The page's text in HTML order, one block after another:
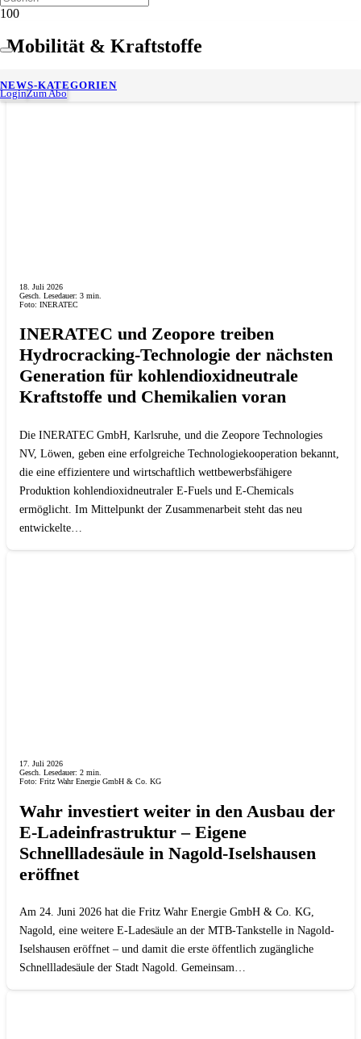
LoginZum Abo
NEWS-KATEGORIEN
Mobilität & Kraftstoffe
18. Juli 2026
Gesch. Lesedauer: 3 min.
Foto: INERATEC
INERATEC und Zeopore treiben
Hydrocracking-Technologie der nächsten
Generation für kohlendioxidneutrale
Kraftstoffe und Chemikalien voran
Die INERATEC GmbH, Karlsruhe, und die Zeopore Technologies
NV, Löwen, geben eine erfolgreiche Technologiekooperation bekannt,
die eine effizientere und wirtschaftlich wettbewerbsfähigere
Produktion kohlendioxidneutraler E-Fuels und E-Chemicals
ermöglicht. Im Mittelpunkt der Zusammenarbeit steht das neu
entwickelte…
17. Juli 2026
Gesch. Lesedauer: 2 min.
Foto: Fritz Wahr Energie GmbH & Co. KG
Wahr investiert weiter in den Ausbau der
E-Ladeinfrastruktur – Eigene
Schnellladesäule in Nagold-Iselshausen
eröffnet
Am 24. Juni 2026 hat die Fritz Wahr Energie GmbH & Co. KG,
Nagold, eine weitere E-Ladesäule an der MTB-Tankstelle in Nagold-
Iselshausen eröffnet – und damit die erste öffentlich zugängliche
Schnellladesäule der Stadt Nagold. Gemeinsam…